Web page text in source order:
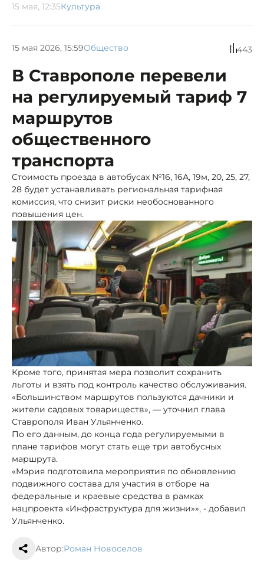
15 мая, 12:35Культура
15 мая 2026, 15:59Общество 443
В Ставрополе перевели
на регулируемый тариф 7
маршрутов
общественного
транспорта
Стоимость проезда в автобусах №16, 16А, 19м, 20, 25, 27,
28 будет устанавливать региональная тарифная
комиссия, что снизит риски необоснованного
повышения цен.
Кроме того, принятая мера позволит сохранить
льготы и взять под контроль качество обслуживания.
«Большинством маршрутов пользуются дачники и
жители садовых товариществ», — уточнил глава
Ставрополя Иван Ульянченко.
По его данным, до конца года регулируемыми в
плане тарифов могут стать еще три автобусных
маршрута.
«Мэрия подготовила мероприятия по обновлению
подвижного состава для участия в отборе на
федеральные и краевые средства в рамках
нацпроекта «Инфраструктура для жизни»», - добавил
Ульянченко.
Автор:Роман Новоселов